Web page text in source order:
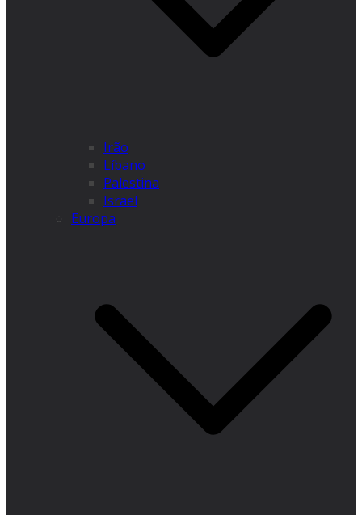
Irão
Líbano
Palestina
Israel
Europa